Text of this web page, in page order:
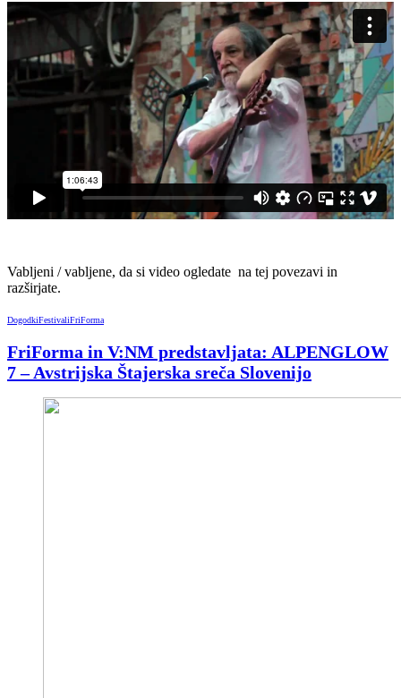
Vabljeni / vabljene, da si video ogledate na tej povezavi in
razširjate.
DogodkiFestivaliFriForma
FriForma in V:NM predstavljata: ALPENGLOW
7 – Avstrijska Štajerska sreča Slovenijo